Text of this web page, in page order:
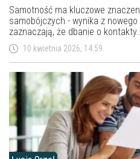
Samotność ma kluczowe
samobójczych - wynika z
zaznaczają, że dbanie o
10 kwietnia 2026, 14:59